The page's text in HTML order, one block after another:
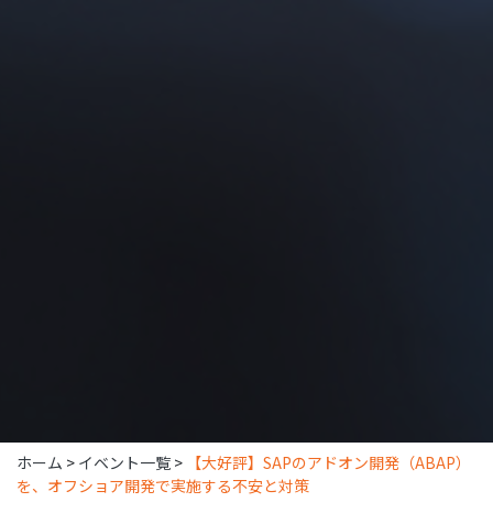
ホーム > イベント一覧 > 【大好評】SAPのアドオン開発（ABAP）
を、オフショア開発で実施する不安と対策